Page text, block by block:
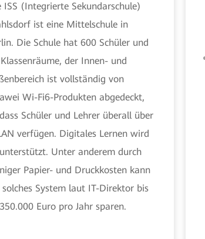
ISS (Integrierte Sekundarschule)
ist eine Mittelschule in
Die Schule hat 600 Schüler und
der Innen- und
ist vollständig von
Wi-Fi6-Produkten abgedeckt,
Schüler und Lehrer überall über
verfügen. Digitales Lernen wird
Unter anderem durch
Papier- und Druckkosten kann
solches System laut IT-Direktor bis
Euro pro Jahr sparen.